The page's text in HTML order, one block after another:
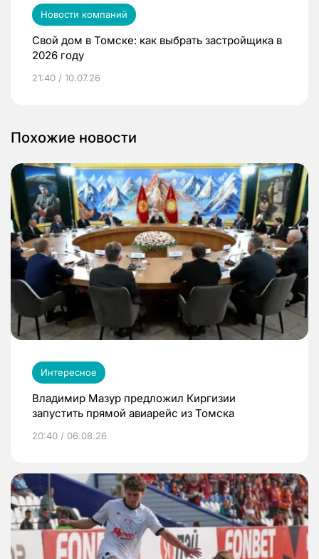
Новости компаний
Свой дом в Томске: как выбрать застройщика в
2026 году
21:40 / 10.07.26
Похожие новости
Интересное
Владимир Мазур предложил Киргизии
запустить прямой авиарейс из Томска
20:40 / 06.08.26